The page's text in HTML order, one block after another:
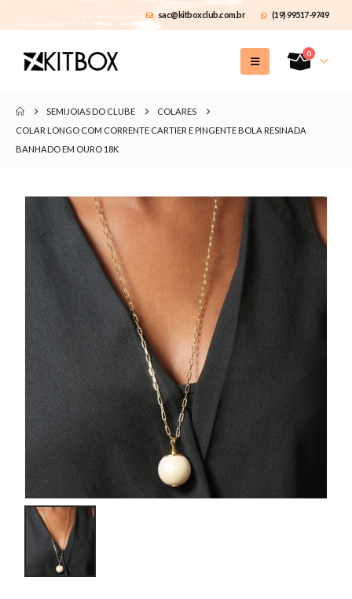
sac@kitboxclub.com.br (19) 99517-9749
0
SEMIJOIAS DO CLUBE
COLARES
COLAR LONGO COM CORRENTE CARTIER E PINGENTE BOLA RESINADA
BANHADO EM OURO 18K